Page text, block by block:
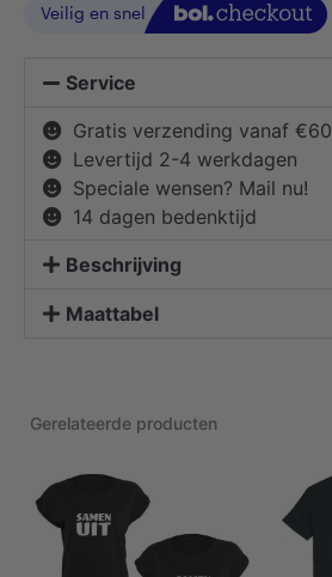
Service
Gratis verzending vanaf €60
Levertijd 2-4 werkdagen
Speciale wensen? Mail nu!
14 dagen bedenktijd
Beschrijving
Maattabel
Gerelateerde producten